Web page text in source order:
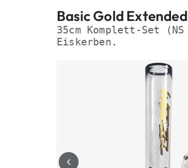
Basic Gold
35cm Komplett-Set
Eiskerben.